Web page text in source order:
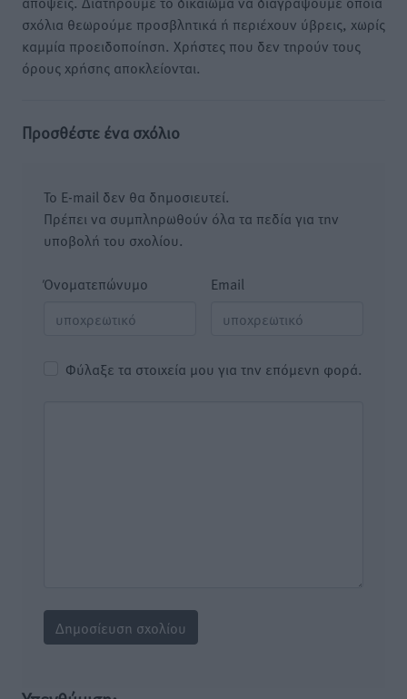
σχόλια θεωρούμε προσβλητικά ή περιέχουν ύβρεις, χωρίς
καμμία προειδοποίηση. Χρήστες που δεν τηρούν τους
όρους χρήσης αποκλείονται.
Προσθέστε ένα σχόλιο
Το E-mail δεν θα δημοσιευτεί.
Πρέπει να συμπληρωθούν όλα τα πεδία για την
υποβολή του σχολίου.
Όνοματεπώνυμο Email
Φύλαξε τα στοιχεία μου για την επόμενη φορά.